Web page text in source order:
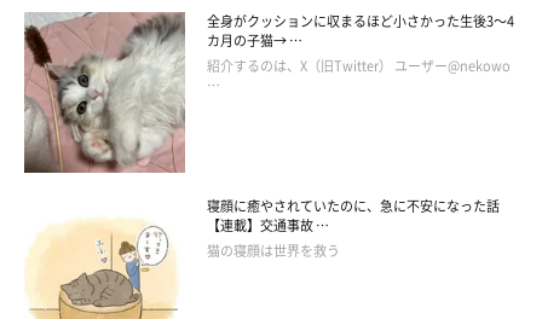
全身がクッションに収まるほど小さかった生後3～4
カ月の子猫→ …
紹介するのは、X（旧Twitter） ユーザー@nekowo
…
寝顔に癒やされていたのに、急に不安になった話
【連載】交通事故 …
猫の寝顔は世界を救う